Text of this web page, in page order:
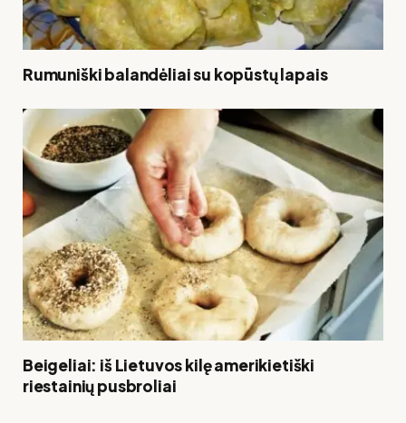
Rumuniški balandėliai su kopūstų lapais
Beigeliai: iš Lietuvos kilę amerikietiški
riestainių pusbroliai